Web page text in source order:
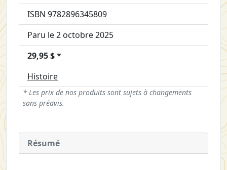
ISBN 9782896345809
Paru le 2 octobre 2025
29,95 $*
Histoire
* Les prix de nos produits sont sujets à changements
sans préavis.
Résumé